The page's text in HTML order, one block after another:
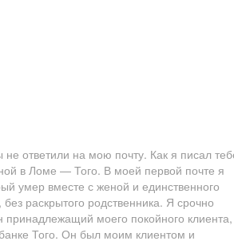
ответили на мою почту. Как я писал
в Ломе — Того. В моей первой почте я
умер вместе с женой и единственного
раскрытого родственника. Я срочно
моего покойного клиента,
Того. Он был моим клиентом и